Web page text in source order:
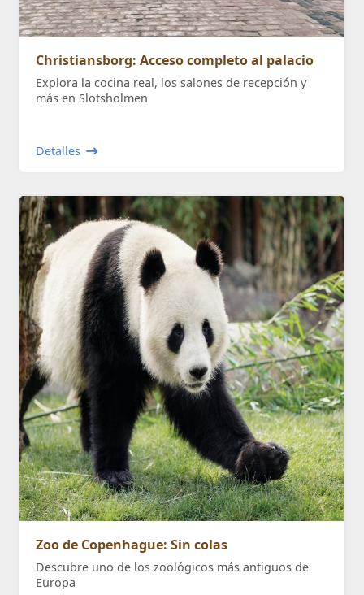
Christiansborg: Acceso completo al palacio
Explora la cocina real, los salones de recepción y
más en Slotsholmen
Detalles
Zoo de Copenhague: Sin colas
Descubre uno de los zoológicos más antiguos de
Europa